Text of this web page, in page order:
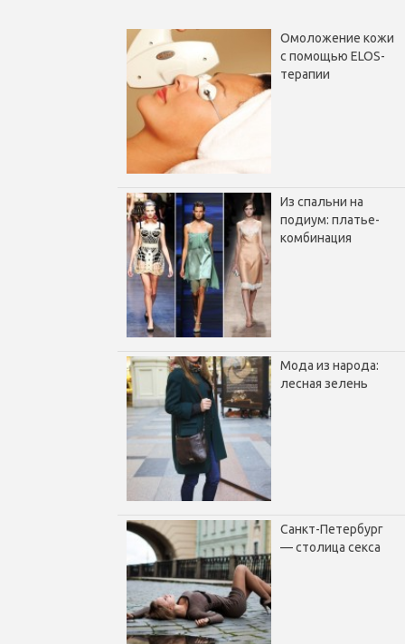
Омоложение кожи
с помощью ELOS-
терапии
Из спальни на
подиум: платье-
комбинация
Мода из народа:
лесная зелень
Санкт-Петербург
— столица секса